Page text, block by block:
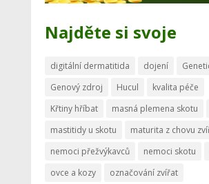
Najděte si svoje
digitální dermatitida dojení
Genový zdroj
Hucul
kvalita péče
Křtiny hříbat
masná plemena skotu
mastitidy u skotu
maturita z chovu
nemoci přežvýkavců
nemoci skotu
ovce a kozy
označování zvířat